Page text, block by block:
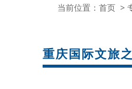
当前位置： 首页 >
重庆国际文旅